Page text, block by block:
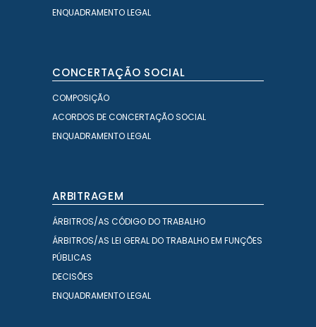
ENQUADRAMENTO LEGAL
CONCERTAÇÃO SOCIAL
COMPOSIÇÃO
ACORDOS DE CONCERTAÇÃO SOCIAL
ENQUADRAMENTO LEGAL
ARBITRAGEM
ÁRBITROS/AS CÓDIGO DO TRABALHO
ÁRBITROS/AS LEI GERAL DO TRABALHO EM FUNÇÕES
PÚBLICAS
DECISÕES
ENQUADRAMENTO LEGAL